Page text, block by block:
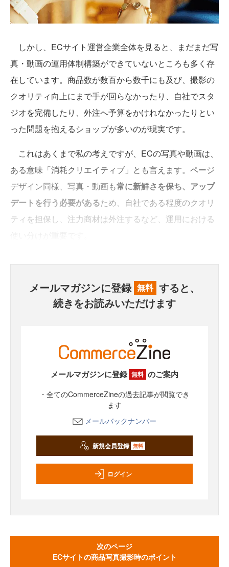
しかし、ECサイト運営企業全体を見ると、まだまだ写
真・動画の運用体制構築ができていないところも多く存
在しています。商品数が数百から数千にも及び、撮影の
クオリティ向上にまで手が回らなかったり、自社でスタ
ジオを完備したり、外注へ予算をかけれなかったりとい
った問題を抱えるショップが多いのが現実です。
これはあくまで私の考えですが、ECの写真や動画は、
ある意味「消耗クリエイティブ」とも言えます。ページ
デザイン同様、写真・動画も常に新鮮さを保ち、アップ
デートを行う必要があるため、自社である程度のクオリ
ティを担保し、注力商材は外注するなど、運用における
メールマガジンに登録 無料 すると、
続きをお読みいただけます
メールマガジンに登録 無料 のご案内
・全てのCommerceZineの過去記事が閲覧でき
ます
メールバックナンバー
新規会員登録 無料
ログイン
次のページ
ECサイトの商品写真撮影時のポイント